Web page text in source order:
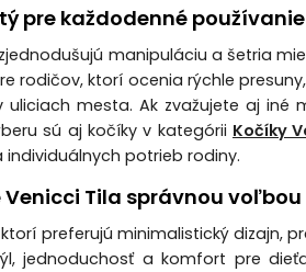
pre každodenné používanie
manipuláciu a šetria
rodičov, ktorí ocenia rýchle
mesta. Ak zvažujete aj iné
sú aj kočíky v kategórii Kočíky
potrieb rodiny.
Venicci Tila správnou
preferujú minimalistický dizajn,
jednoduchosť a komfort pre